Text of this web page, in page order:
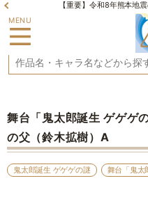
の影響による配送遅延について
MENU
舞台「鬼太郎誕生 ゲゲゲ
の父（鈴木拡樹）A
鬼太郎誕生 ゲゲゲの謎 舞台「鬼太